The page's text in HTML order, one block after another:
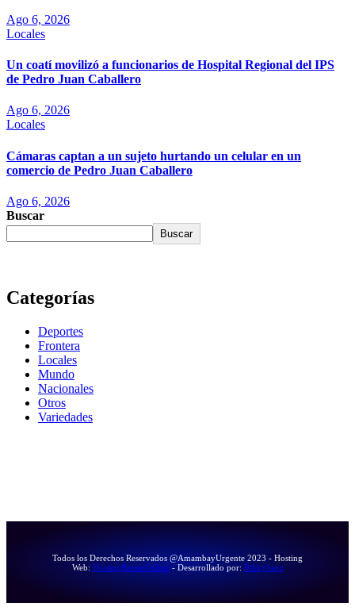
Ago 6, 2026
Locales
Un coatí movilizó a funcionarios de Hospital Regional del IPS
de Pedro Juan Caballero
Ago 6, 2026
Locales
Cámaras captan a un sujeto hurtando un celular en un
comercio de Pedro Juan Caballero
Ago 6, 2026
Buscar
Buscar
Categorías
Deportes
Frontera
Locales
Mundo
Nacionales
Otros
Variedades
Todos los Derechos Reservados @AmambayUrgente 2023 - Hosting
Web: HostingBaratoOnline- Desarrollado por: RikkySanz